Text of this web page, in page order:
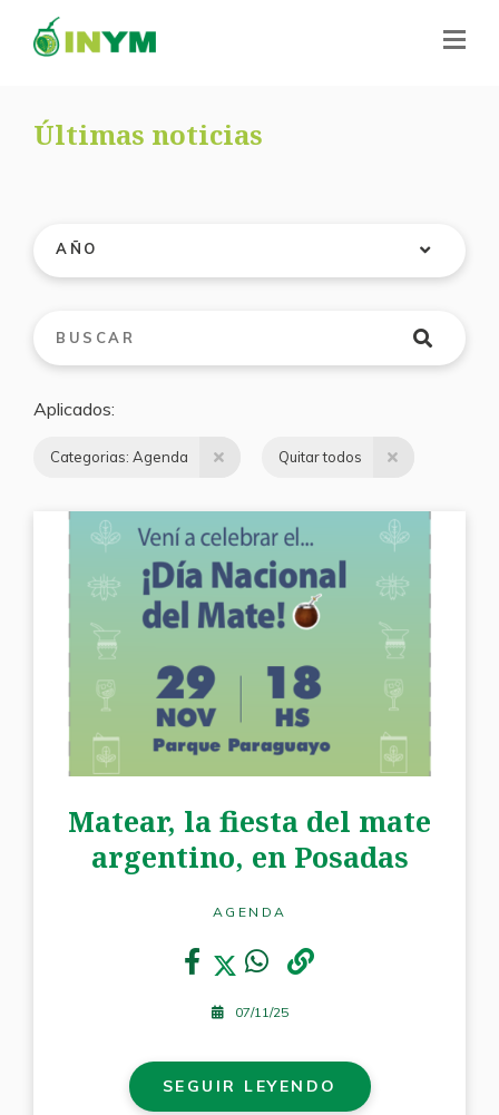
Últimas noticias
AÑO
Aplicados
Categorias: Agenda Quitar todos
Matear, la fiesta del mate
argentino, en Posadas
AGENDA
07/11/25
SEGUIR LEYENDO